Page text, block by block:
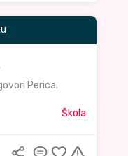
Perica.
Škola